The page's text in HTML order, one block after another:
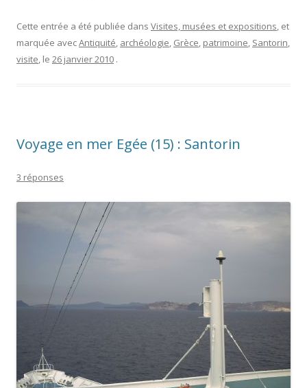
Cette entrée a été publiée dans Visites, musées et expositions, et
marquée avecAntiquité, archéologie, Grèce, patrimoine, Santorin,
visite, le 26 janvier 2010 .
Voyage en mer Egée (15) : Santorin
3 réponses